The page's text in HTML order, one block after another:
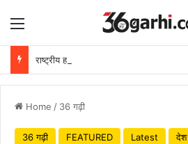
Menu
Home / 36 गढ़ी
36 गढ़ी FEATURED Latest देश